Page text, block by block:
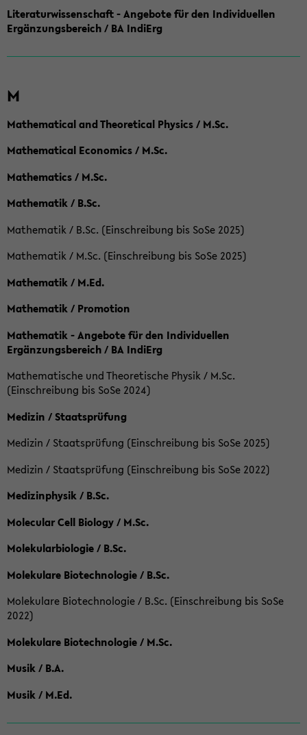
Literaturwissenschaft - Angebote für den Individuellen
Ergänzungsbereich / BA IndiErg
M
Mathematical and Theoretical Physics / M.Sc.
Mathematical Economics / M.Sc.
Mathematics / M.Sc.
Mathematik / B.Sc.
Mathematik / B.Sc. (Einschreibung bis SoSe 2025)
Mathematik / M.Sc. (Einschreibung bis SoSe 2025)
Mathematik / M.Ed.
Mathematik / Promotion
Mathematik - Angebote für den Individuellen
Ergänzungsbereich / BA IndiErg
Mathematische und Theoretische Physik / M.Sc.
(Einschreibung bis SoSe 2024)
Medizin / Staatsprüfung
Medizin / Staatsprüfung (Einschreibung bis SoSe 2025)
Medizin / Staatsprüfung (Einschreibung bis SoSe 2022)
Medizinphysik / B.Sc.
Molecular Cell Biology / M.Sc.
Molekularbiologie / B.Sc.
Molekulare Biotechnologie / B.Sc.
Molekulare Biotechnologie / B.Sc. (Einschreibung bis SoSe
2022)
Molekulare Biotechnologie / M.Sc.
Musik / B.A.
Musik / M.Ed.